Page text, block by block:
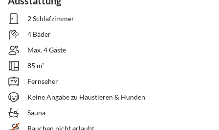
2 Schlafzimmer
4 Bäder
Max. 4 Gäste
85 m²
Fernseher
Keine Angabe zu Haustieren & Hunden
Sauna